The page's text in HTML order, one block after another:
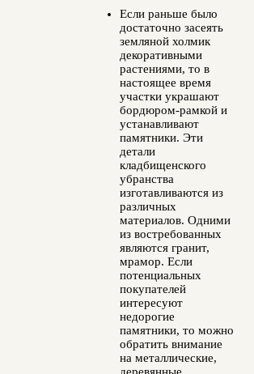
Если раньше было
достаточно засеять
земляной холмик
декоративными
растениями, то в
настоящее время
участки украшают
бордюром-рамкой и
устанавливают
памятники. Эти
детали
кладбищенского
убранства
изготавливаются из
различных
материалов. Одними
из востребованных
являются гранит,
мрамор. Если
потенциальных
покупателей
интересуют
недорогие
памятники, то можно
обратить внимание
на металлические,